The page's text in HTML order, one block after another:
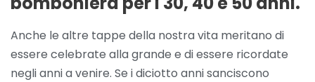
Anche le altre tappe della nostra vita meritano di
essere celebrate alla grande e di essere ricordate
negli anni a venire. Se i diciotto anni sanciscono